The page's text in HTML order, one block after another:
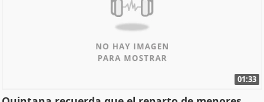
01:33